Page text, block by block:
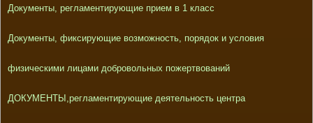
Документы, регламентирующие прием в 1 класс
Документы, фиксирующие возможность, порядок и условия
физическими лицами добровольных пожертвований
ДОКУМЕНТЫ,регламентирующие деятельность центра